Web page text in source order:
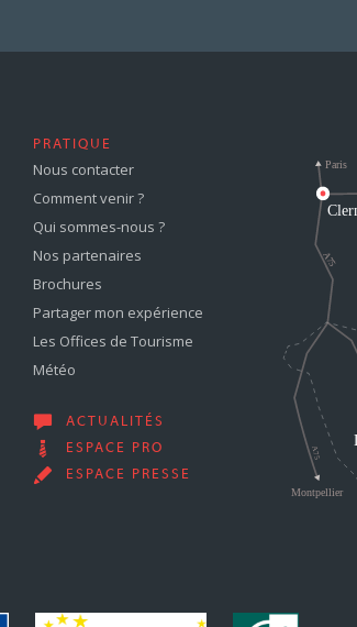
PRATIQUE
Nous contacter
Comment venir ?
Qui sommes-nous ?
Nos partenaires
Brochures
Partager mon expérience
Les Offices de Tourisme
Météo
ACTUALITÉS
ESPACE PRO
ESPACE PRESSE